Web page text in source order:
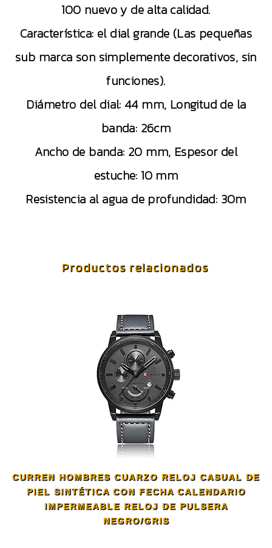
100 nuevo y de alta calidad.
Característica: el dial grande (Las pequeñas
sub marca son simplemente decorativos, sin
funciones).
Diámetro del dial: 44 mm, Longitud de la
banda: 26cm
Ancho de banda: 20 mm, Espesor del
estuche: 10 mm
Resistencia al agua de profundidad: 30m
Productos relacionados
CURREN HOMBRES CUARZO RELOJ CASUAL DE
PIEL SINTÉTICA CON FECHA CALENDARIO
IMPERMEABLE RELOJ DE PULSERA
NEGRO/GRIS